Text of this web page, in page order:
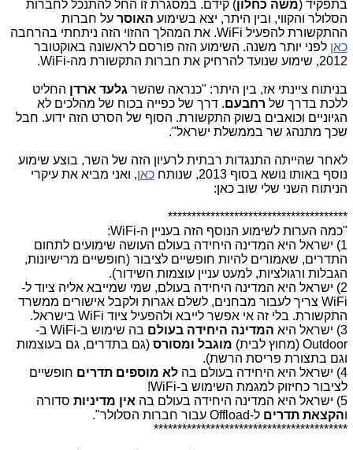
בתפקיד (משה כחלון) קידם. במסגרת זו החל להתנכל לחברות
הסלולר והקווי, ובין היתר, יצא בשימוע האוסר על חברות
ההתקשורת להפעיל WiFi. את המהלך ההזוי הזה ניתחתי בהרחבה
כאן לפני יותר משנה. השימוע הזה פורסם לראשונה באוקטובר
2012, שימוע שנועד להרחיק את חברות התקשורת מה-WiFi.
בניתוח ציינתי אז, בין היתר: "כנראה שהשר גלעד ארדן החליט
ללכת בדרך של רחבעם. דרך של כפייה בכוח של מהלכים לא
הגיוניים וכואבים בשוק התקשורת. הסוף של הסרט הזה ידוע. חבל
שכך מתנהג שר בממשלת ישראל".
לאחר שהייתה התנגדות רבתית לרעיון הזה של השר, בוצע שימוע
נוסף באותו נושא בסוף 2013, שנותח
כאן, ואני מביא את עיקרי
הניתוח השני שלי שוב כאן:
**************************************
"כמה הערות לשימוע הנוסף הזה בעניין ה-WiFi:
1) ישראל היא המדינה היחידה בעולם העושה שימועים לתחום
התדרים, שאמורים להיות חופשיים לציבור (חופשיים מרישיונות,
הגבלות ורגולציות, למעט עניין עוצמות השידור).
2) ישראל היא המדינה היחידה בעולם, שמי שמייבא אליה ציוד ל-
WiFi צריך לעבור מבחנים, לשלם אגרות ולקבל אישורים ממשרד
התקשורת. בלי זה אי אפשר לייבא ולהפעיל ציוד WiFi בישראל.
3) ישראל היא
המדינה היחידה בעולם
בה שימוש ב-WiFi ב-
Outdoor (מחוץ לבית)
מוגבל ומסורס (גם בתדרים, גם בעוצמות
וגם בתצורת פריסת הרשת).
4) ישראל היא היחידה בעולם בה
לא מוספים תדרים חופשיים
לציבור כחיזוק למגמת השימוש ב-WiFi!
5) ישראל היא המדינה היחידה בעולם בה
אין מדיניות סדורה
והקצאת תדרים ל-Offload עבור חברות הסלולר".
*****************************************